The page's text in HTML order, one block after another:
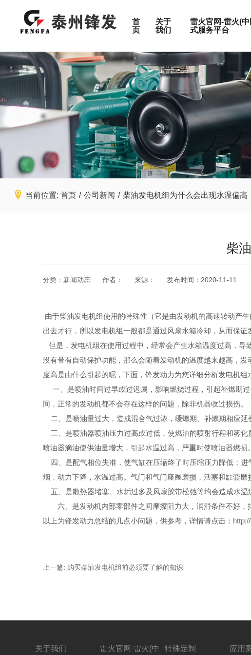
首
页
关于
我们
关于锋发 荣誉证书
产品服务范围 企业文化
加入锋发 成为合作伙
雷火官网-雷火(
式服务平台
按功率范围
10-50KW
50-100KW
100-300KW
500-800KW
800-1200KW
1200-1500KW
2000-2400KW
特殊定制
高压机组
静音机组
移动式电站
集装箱式发电机组
高压机组 静音机组
移动式电站 集装箱式
数据中心 电站
矿山 油田
医院 房地产
配件 定制化服务
售后服务 维修保养
当前位置: 首页 / 公司新闻 / 柴油发电机组为什么会出现水温偏高
柴
分类： 新闻动态 作者： 来源： 发布时间： 2020-11-11
由于柴油发电机组使用的特殊性（它是由发动机的高速转动产
出去才行，所以发电机组一般都是通过风扇水箱冷却，从而保
但是，发电机组在使用过程中，经常会产生水箱温度过高，导
没有带有自动保护功能，那么会随着发动机的温度越来越高，
度高是由什么引起的呢，下面，锋发动力为您详细分析发电机组
一、是喷油时间过早或过迟属，影响燃烧过程，引起补燃期
同，正常的发动机都不会存在这样的问题，除非机器收过损伤。
二、是喷油量过大，造成混合气过浓，缓燃期、补燃期相应
三、是喷油器喷油压力过高或过低，使燃油的喷射行程和雾化
喷油器滴油使供油量增大，引起水温过高，严重时使喷油器燃损。
四、是配气相位失准，使气缸在压缩终了时压缩压力降低；
烟，动力下降，水温过高。气门和气门座圈磨损，活塞和缸套
五、是散热器堵塞、水垢过多及风扇胶带松弛等均会造成水
六、是发动机内部零部件之间摩擦阻力大，润滑条件不好，
以上为锋发动力总结的几点小问题，供参考，详情请点击：
上一篇: 购买柴油发电机组前必须要了解的知识
关于我们
雷火官网-雷火(中
特殊定制 应用